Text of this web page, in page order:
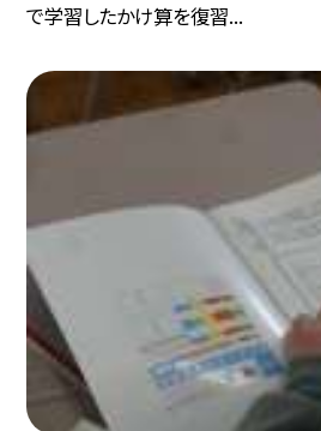
で学習したかけ算を復習...